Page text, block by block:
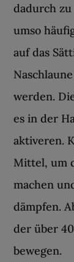
dadurch
umso
auf das
werden.
es in der
aktiveren.
Mittel, um
machen
dämpfen.
der über
bewegen.